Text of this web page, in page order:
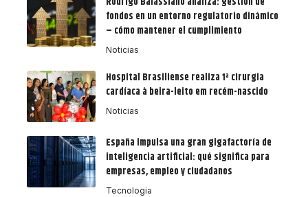
fondos en un entorno regulatorio dinámico
– cómo mantener el cumplimiento
Noticias
Hospital Brasiliense realiza 1ª cirurgia
cardíaca à beira-leito em recém-nascido
Noticias
España impulsa una gran gigafactoría de
inteligencia artificial: qué significa para
empresas, empleo y ciudadanos
Tecnologia